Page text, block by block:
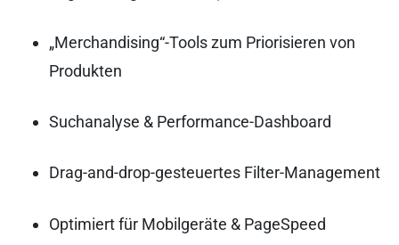
„Merchandising“-Tools zum Priorisieren von
Produkten
Suchanalyse & Performance-Dashboard
Drag-and-drop-gesteuertes Filter-Management
Optimiert für Mobilgeräte & PageSpeed